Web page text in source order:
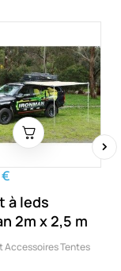
à leds
2m x 2,5 m
Accessoires Tentes
›